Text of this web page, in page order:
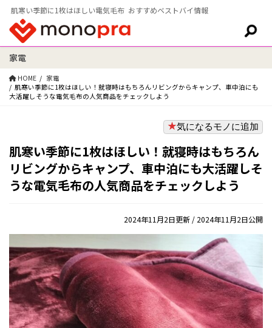
肌寒い季節に1枚はほしい電気毛布 おすすめベストバイ情報
検索:
家電
HOME
家電
肌寒い季節に1枚はほしい！就寝時はもちろんリビングからキャンプ、車中泊にも
大活躍しそうな電気毛布の人気商品をチェックしよう
気になるモノに追加
肌寒い季節に1枚はほしい！就寝時はもちろん
リビングからキャンプ、車中泊にも大活躍しそ
うな電気毛布の人気商品をチェックしよう
2024年11月2日更新 / 2024年11月2日公開